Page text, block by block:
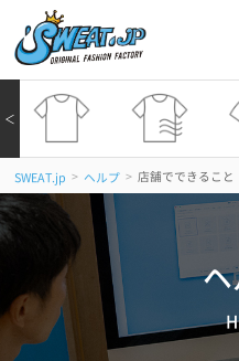
＜
SWEAT.jp > ヘルプ > 店舗でできること
ヘ